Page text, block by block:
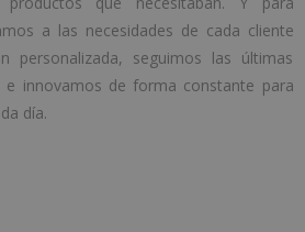
a las necesidades de cada cliente
personalizada, seguimos las últimas
e innovamos de forma constante para
día.